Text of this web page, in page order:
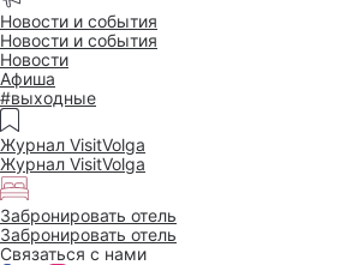
Новости и события
Новости и события
Новости
Афиша
#выходные
Журнал VisitVolga
Журнал VisitVolga
Забронировать отель
Забронировать отель
Связаться с нами